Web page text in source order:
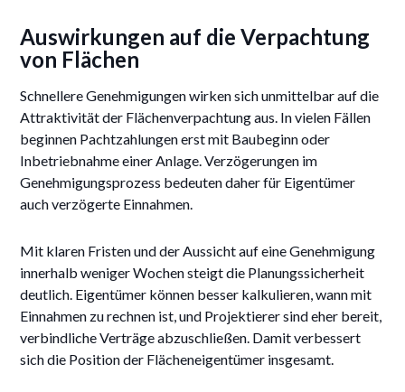
Auswirkungen auf die Verpachtung
von Flächen
Schnellere Genehmigungen wirken sich unmittelbar auf die
Attraktivität der Flächenverpachtung aus. In vielen Fällen
beginnen Pachtzahlungen erst mit Baubeginn oder
Inbetriebnahme einer Anlage. Verzögerungen im
Genehmigungsprozess bedeuten daher für Eigentümer
auch verzögerte Einnahmen.
Mit klaren Fristen und der Aussicht auf eine Genehmigung
innerhalb weniger Wochen steigt die Planungssicherheit
deutlich. Eigentümer können besser kalkulieren, wann mit
Einnahmen zu rechnen ist, und Projektierer sind eher bereit,
verbindliche Verträge abzuschließen. Damit verbessert
sich die Position der Flächeneigentümer insgesamt.